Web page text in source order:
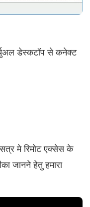
डेस्कटॉप से कनेक्ट
मे रिमोट एक्सेस के
जानने हेतु हमारा